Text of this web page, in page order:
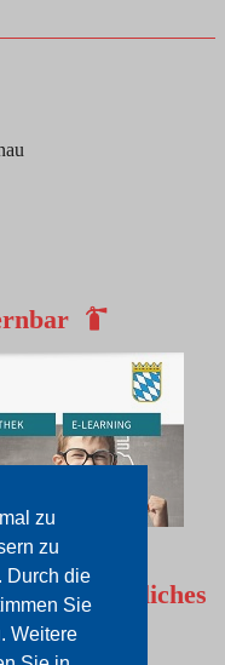
zu
zu
Durch die
Sie
Weitere
Rechtliches